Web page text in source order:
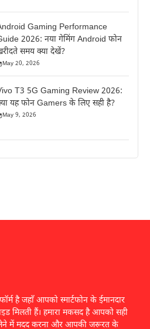
Gaming Performance
2026: नया गेमिंग Android फोन
समय क्या देखें?
May 20, 2026
T3 5G Gaming Review 2026:
यह फोन Gamers के लिए सही है?
May 9, 2026
है जहाँ आपको स्मार्टफोन के ईमानदार
मिलती हैं। हमारा मकसद है आपको सही
में मदद करना और आपकी जरूरत के